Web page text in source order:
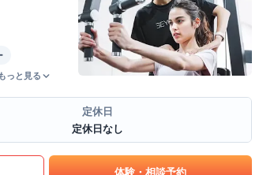
もっと見る
定休日
定休日なし
体験・相談予約